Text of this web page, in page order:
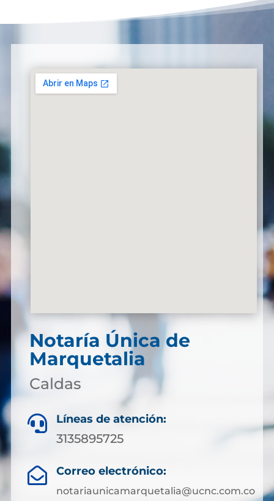
Notaría Única de
Marquetalia
Caldas
 Líneas de atención:
3135895725
 Correo electrónico:
notariaunicamarquetalia@ucnc.com.co